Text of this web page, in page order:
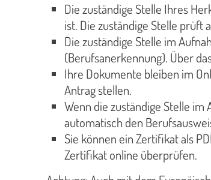
Die zuständige Stelle Ihres
ist. Die zuständige Stelle prüft
Die zuständige Stelle im
(Berufsanerkennung). Über
Ihre Dokumente bleiben im
Antrag stellen.
Wenn die zuständige Stelle
automatisch den
Sie können ein Zertifikat als
Zertifikat online überprüfen.